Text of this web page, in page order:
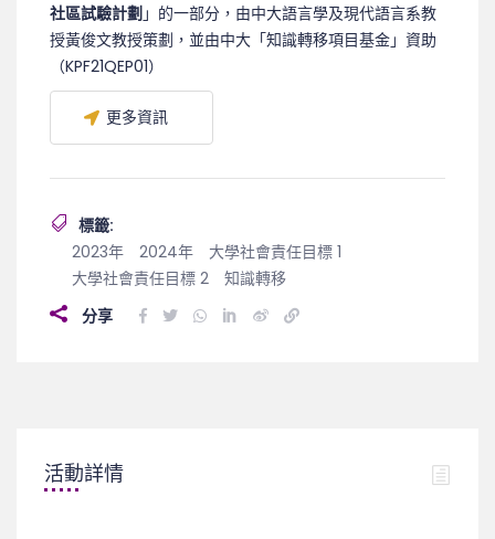
社區試驗計劃」的一部分，由中大語言學及現代語言系教
授黃俊文教授策劃，並由中大「知識轉移項目基金」資助
（KPF21QEP01）
更多資訊
標籤:
2023年
2024年
大學社會責任目標 1
大學社會責任目標 2
知識轉移
分享
活動詳情